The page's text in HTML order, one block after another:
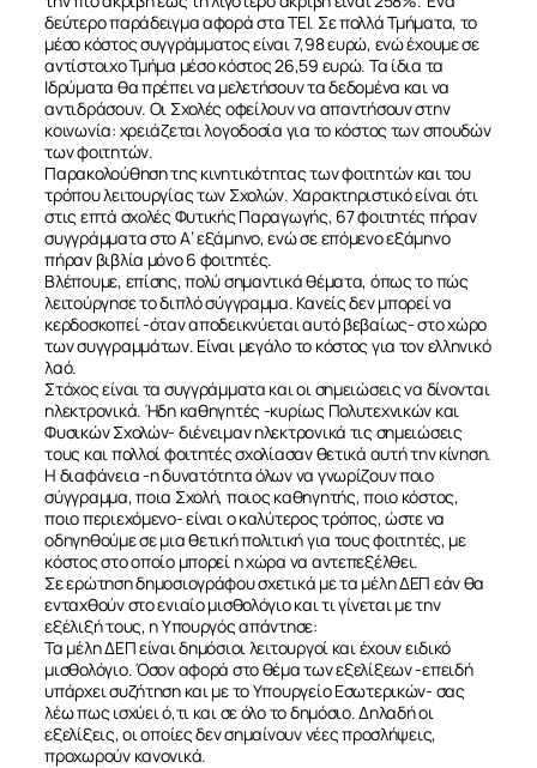
ΣΧΕΤΙΚΑ
ΝΕΑ
ΕΠΙΚΟΙΝΩΝΙΑ
δεύτερο παράδειγμα αφορά στα ΤΕΙ. Σε πολλά Τμήματα, το
μέσο κόστος συγγράμματος είναι 7,98 ευρώ, ενώ έχουμε σε
αντίστοιχο Τμήμα μέσο κόστος 26,59 ευρώ. Τα ίδια τα
Ιδρύματα θα πρέπει να μελετήσουν τα δεδομένα και να
αντιδράσουν. Οι Σχολές οφείλουν να απαντήσουν στην
κοινωνία: χρειάζεται λογοδοσία για το κόστος των σπουδών
των φοιτητών.
Παρακολούθηση της κινητικότητας των φοιτητών και του
τρόπου λειτουργίας των Σχολών. Χαρακτηριστικό είναι ότι
στις επτά σχολές Φυτικής Παραγωγής, 67 φοιτητές πήραν
συγγράμματα στο Α’ εξάμηνο, ενώ σε επόμενο εξάμηνο
πήραν βιβλία μόνο 6 φοιτητές.
Βλέπουμε, επίσης, πολύ σημαντικά θέματα, όπως το πώς
λειτούργησε το διπλό σύγγραμμα. Κανείς δεν μπορεί να
κερδοσκοπεί -όταν αποδεικνύεται αυτό βεβαίως- στο χώρο
των συγγραμμάτων. Είναι μεγάλο το κόστος για τον ελληνικό
λαό.
Στόχος είναι τα συγγράμματα και οι σημειώσεις να δίνονται
ηλεκτρονικά. Ήδη καθηγητές -κυρίως Πολυτεχνικών και
Φυσικών Σχολών- διένειμαν ηλεκτρονικά τις σημειώσεις
τους και πολλοί φοιτητές σχολίασαν θετικά αυτή την κίνηση.
Η διαφάνεια -η δυνατότητα όλων να γνωρίζουν ποιο
σύγγραμμα, ποια Σχολή, ποιος καθηγητής, ποιο κόστος,
ποιο περιεχόμενο- είναι ο καλύτερος τρόπος, ώστε να
οδηγηθούμε σε μια θετική πολιτική για τους φοιτητές, με
κόστος στο οποίο μπορεί η χώρα να αντεπεξέλθει.
Σε ερώτηση δημοσιογράφου σχετικά με τα μέλη ΔΕΠ εάν θα
ενταχθούν στο ενιαίο μισθολόγιο και τι γίνεται με την
εξέλιξή τους, η Υπουργός απάντησε:
Τα μέλη ΔΕΠ είναι δημόσιοι λειτουργοί και έχουν ειδικό
μισθολόγιο. Όσον αφορά στο θέμα των εξελίξεων -επειδή
υπάρχει συζήτηση και με το Υπουργείο Εσωτερικών- σας
λέω πως ισχύει ό,τι και σε όλο το δημόσιο. Δηλαδή οι
εξελίξεις, οι οποίες δεν σημαίνουν νέες προσλήψεις,
προχωρούν κανονικά.